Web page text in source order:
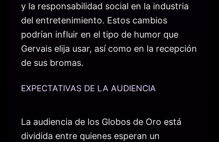
y la responsabilidad social en la industria
del entretenimiento. Estos cambios
podrían influir en el tipo de humor que
Gervais elija usar, así como en la recepción
de sus bromas.
EXPECTATIVAS DE LA AUDIENCIA
La audiencia de los Globos de Oro está
dividida entre quienes esperan un